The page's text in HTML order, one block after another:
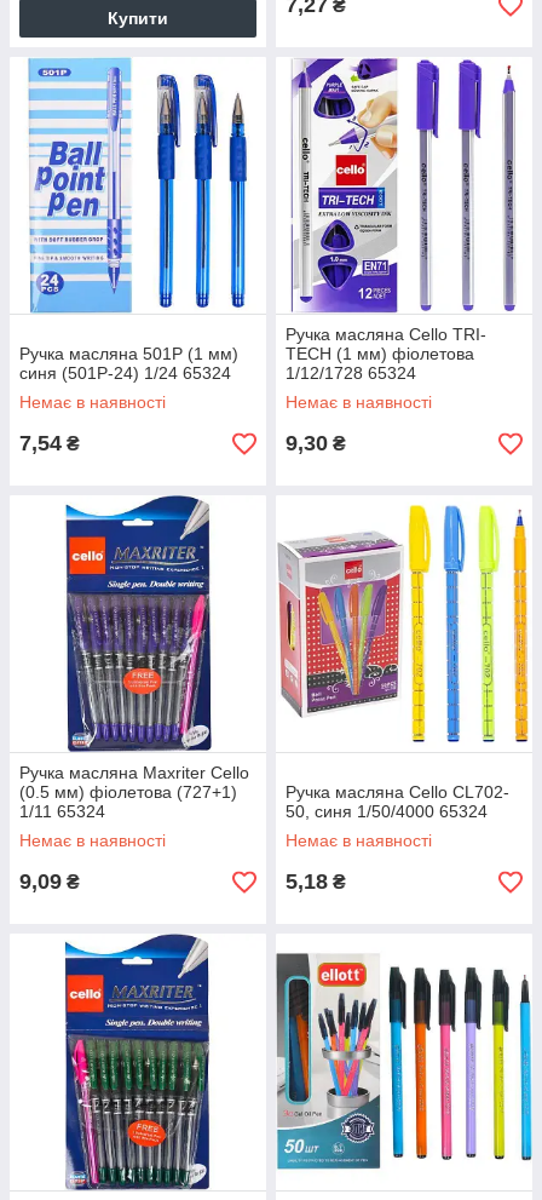
Купити
7,27 ₴
Ручка масляна 501P (1 мм)
синя (501P-24) 1/24 65324
Немає в наявності
7,54 ₴
Ручка масляна Cello TRI-
TECH (1 мм) фіолетова
1/12/1728 65324
Немає в наявності
9,30 ₴
Ручка масляна Maxriter Cello
(0.5 мм) фіолетова (727+1)
1/11 65324
Немає в наявності
9,09 ₴
Ручка масляна Cello CL702-
50, синя 1/50/4000 65324
Немає в наявності
5,18 ₴